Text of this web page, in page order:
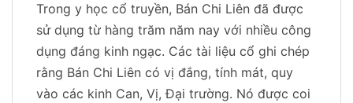
Trong y học cổ truyền, Bán Chi Liên đã được
sử dụng từ hàng trăm năm nay với nhiều công
dụng đáng kinh ngạc. Các tài liệu cổ ghi chép
rằng Bán Chi Liên có vị đắng, tính mát, quy
vào các kinh Can, Vị, Đại trường. Nó được coi